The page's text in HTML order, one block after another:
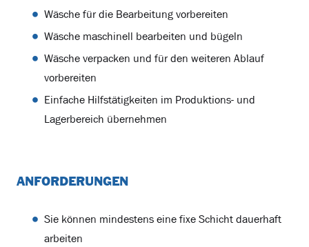
Wäsche für die Bearbeitung vorbereiten
Wäsche maschinell bearbeiten und bügeln
Wäsche verpacken und für den weiteren Ablauf
vorbereiten
Einfache Hilfstätigkeiten im Produktions- und
Lagerbereich übernehmen
ANFORDERUNGEN
Sie können mindestens eine fixe Schicht dauerhaft
arbeiten